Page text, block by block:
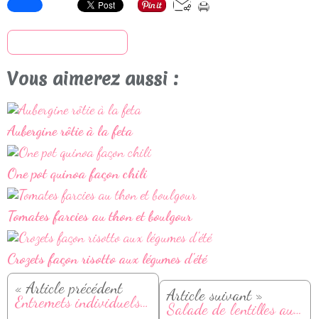
Vous aimerez aussi :
Aubergine rôtie à la feta
One pot quinoa façon chili
Tomates farcies au thon et boulgour
Crozets façon risotto aux légumes d'été
« Article précédent
Entremets individuels framboise faciles Article suivant »
Salade de lentilles aux crudités